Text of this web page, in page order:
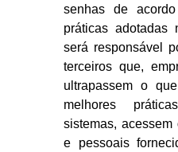
senhas de
práticas
será responsável
terceiros que,
ultrapassem o
melhores
sistemas,
e pessoais